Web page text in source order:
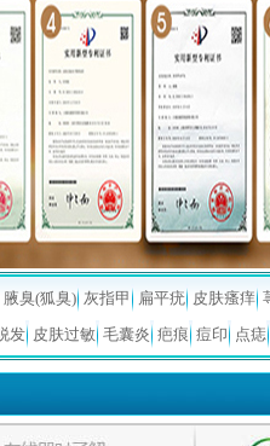
腋臭(狐臭) 灰指甲 扁平疣 皮肤瘙痒
发 皮肤过敏 毛囊炎 疤痕 痘印 点痣